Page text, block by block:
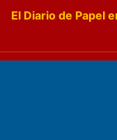
El Diario de Papel